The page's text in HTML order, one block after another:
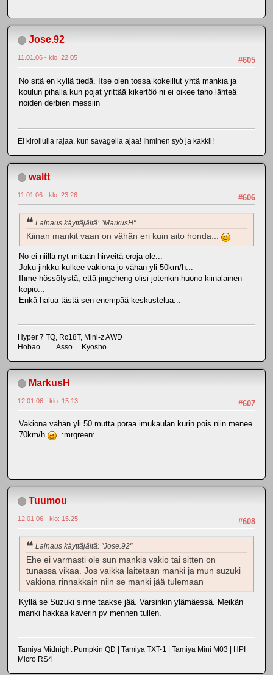
Jose.92
#605
11.01.06 - klo: 22.05
No sitä en kyllä tiedä. Itse olen tossa kokeillut yhtä mankia ja
koulun pihalla kun pojat yrittää kikertöö ni ei oikee taho lähteä
noiden derbien messiin
Ei kiroilulla rajaa, kun savagella ajaa! Ihminen syö ja kakkii!
waltt
#606
11.01.06 - klo: 23.26
Lainaus käyttäjältä: "MarkusH"
Kiinan mankit vaan on vähän eri kuin aito honda...
No ei niillä nyt mitään hirveitä eroja ole...
Joku jinkku kulkee vakiona jo vähän yli 50km/h...
Ihme hössötystä, että jingcheng olisi jotenkin huono kiinalainen
kopio...
Enkä halua tästä sen enempää keskustelua...
Hyper 7 TQ, Rc18T, Mini-z AWD
Hobao. Asso. Kyosho
MarkusH
#607
12.01.06 - klo: 15.13
Vakiona vähän yli 50 mutta poraa imukaulan kurin pois niin menee
70km/h
:mrgreen:
Tuumou
#608
12.01.06 - klo: 15.25
Lainaus käyttäjältä: "Jose.92"
Ehe ei varmasti ole sun mankis vakio tai sitten on
tunassa vikaa. Jos vaikka laitetaan manki ja mun suzuki
vakiona rinnakkain niin se manki jää tulemaan
Kyllä se Suzuki sinne taakse jää. Varsinkin ylämäessä. Meikän
manki hakkaa kaverin pv mennen tullen.
Tamiya Midnight Pumpkin QD | Tamiya TXT-1 | Tamiya Mini M03 | HPI
Micro RS4